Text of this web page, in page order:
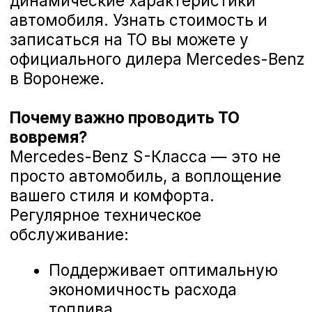
корректность работы систем.